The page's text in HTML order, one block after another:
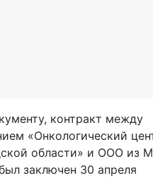
контракт между
«Онкологический
области» и ООО из
заключен 30 апреля